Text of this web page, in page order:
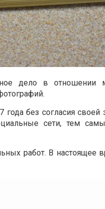
дело в отношении
без согласия своей
сети, тем
работ. В настоящее